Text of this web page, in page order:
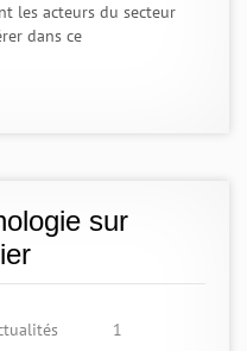
les acteurs du secteur
dans ce
sur
1